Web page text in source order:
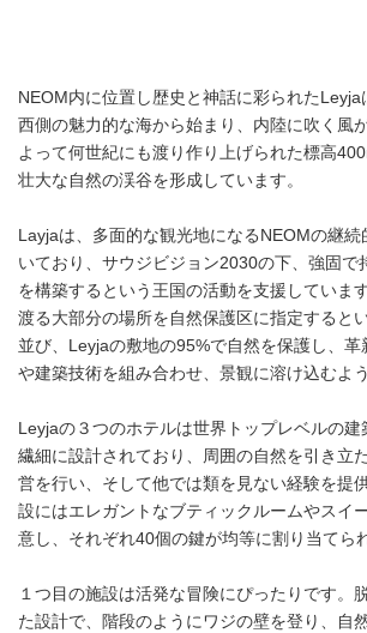
NEOM内に位置し歴史と神話に彩られた
西側の魅力的な海から始まり、内陸に吹く風
よって何世紀にも渡り作り上げられた標高
壮大な自然の渓谷を形成しています。
Layjaは、多面的な観光地になるNEOMの継
いており、サウジビジョン2030の下、強固で
を構築するという王国の活動を支援していま
渡る大部分の場所を自然保護区に指定すると
並び、Leyjaの敷地の95%で自然を保護し、
や建築技術を組み合わせ、景観に溶け込むよ
Leyjaの３つのホテルは世界トップレベルの
繊細に設計されており、周囲の自然を引き立
営を行い、そして他では類を見ない経験を提
設にはエレガントなブティックルームやスイ
意し、それぞれ40個の鍵が均等に割り当てら
１つ目の施設は活発な冒険にぴったりです。
た設計で、階段のようにワジの壁を登り、自